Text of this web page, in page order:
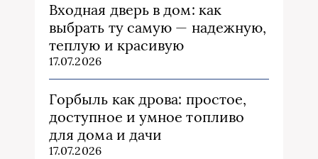
Входная дверь в дом: как
выбрать ту самую — надежную,
теплую и красивую
17.07.2026
Горбыль как дрова: простое,
доступное и умное топливо
для дома и дачи
17.07.2026